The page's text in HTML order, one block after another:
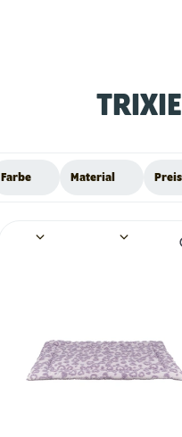
Farbe Material Preis